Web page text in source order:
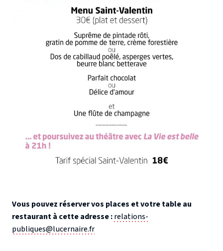
Vous pouvez réserver vos places et votre table au
restaurant à cette adresse :relations-
publiques@lucernaire.fr